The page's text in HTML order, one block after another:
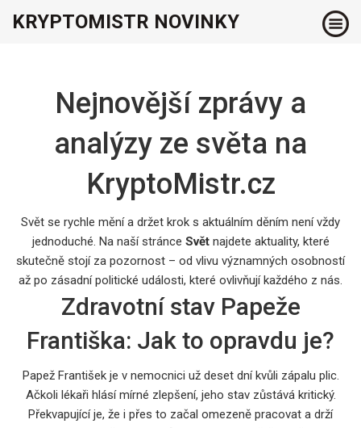
KRYPTOMISTR NOVINKY
Nejnovější zprávy a
analýzy ze světa na
KryptoMistr.cz
Svět se rychle mění a držet krok s aktuálním děním není vždy
jednoduché. Na naší stránce Světnajdete aktuality, které
skutečně stojí za pozornost – od vlivu významných osobností
až po zásadní politické události, které ovlivňují každého z nás.
Zdravotní stav Papeže
Františka: Jak to opravdu je?
Papež František je v nemocnici už deset dní kvůli zápalu plic.
Ačkoli lékaři hlásí mírné zlepšení, jeho stav zůstává kritický.
Překvapující je, že i přes to začal omezeně pracovat a drží